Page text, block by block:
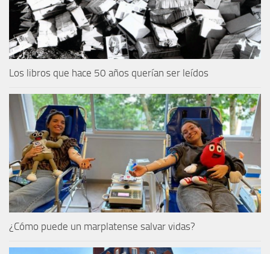
Los libros que hace 50 años querían ser leídos
¿Cómo puede un marplatense salvar vidas?